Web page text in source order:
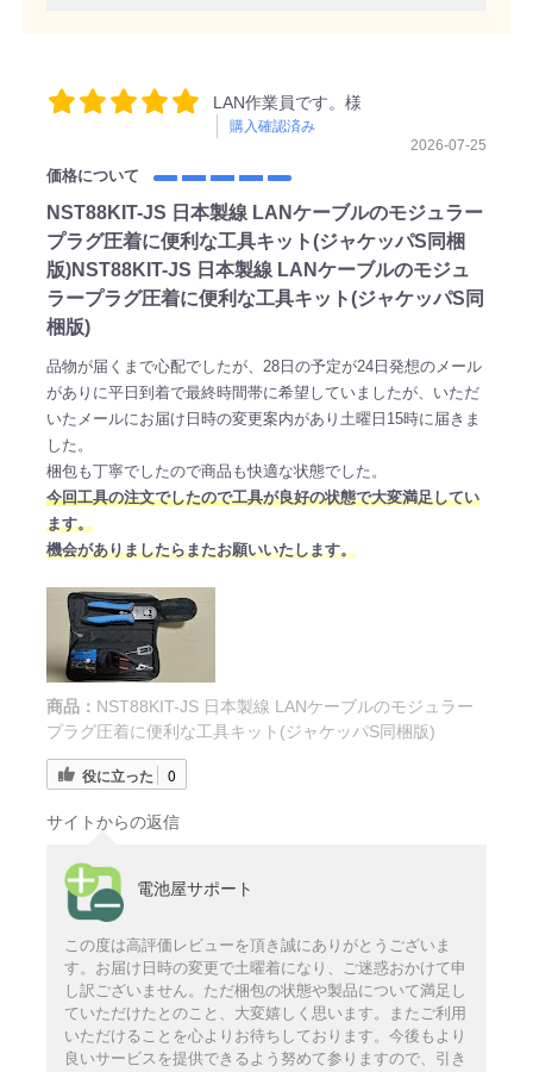
LAN作業員です。様
購入確認済み
2026-07-25
価格について
NST88KIT-JS 日本製線 LANケーブルのモジュラー
プラグ圧着に便利な工具キット(ジャケッパS同梱
版)NST88KIT-JS 日本製線 LANケーブルのモジュ
ラープラグ圧着に便利な工具キット(ジャケッパS同
梱版)
品物が届くまで心配でしたが、28日の予定が24日発想のメール
がありに平日到着で最終時間帯に希望していましたが、いただ
いたメールにお届け日時の変更案内があり土曜日15時に届きま
した。
梱包も丁寧でしたので商品も快適な状態でした。
今回工具の注文でしたので工具が良好の状態で大変満足してい
ます。
機会がありましたらまたお願いいたします。
商品： NST88KIT-JS 日本製線 LANケーブルのモジュラー
プラグ圧着に便利な工具キット(ジャケッパS同梱版)
役に立った 0
サイトからの返信
電池屋サポート
この度は高評価レビューを頂き誠にありがとうございま
す。お届け日時の変更で土曜着になり、ご迷惑おかけて申
し訳ございません。ただ梱包の状態や製品について満足し
ていただけたとのこと、大変嬉しく思います。またご利用
いただけることを心よりお待ちしております。今後もより
良いサービスを提供できるよう努めて参りますので、引き